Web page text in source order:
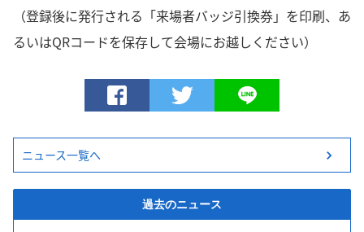
（登録後に発行される「来場者バッジ引換券」を印刷、あ
るいはQRコードを保存して会場にお越しください）
ニュース一覧へ
過去のニュース